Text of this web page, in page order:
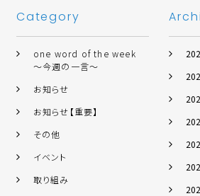
Category
one word of the week
～今週の一言～
お知らせ
お知らせ【重要】
その他
イベント
取り組み